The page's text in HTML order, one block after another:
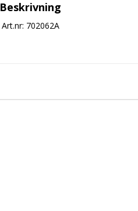
Beskrivning
Art.nr: 702062A